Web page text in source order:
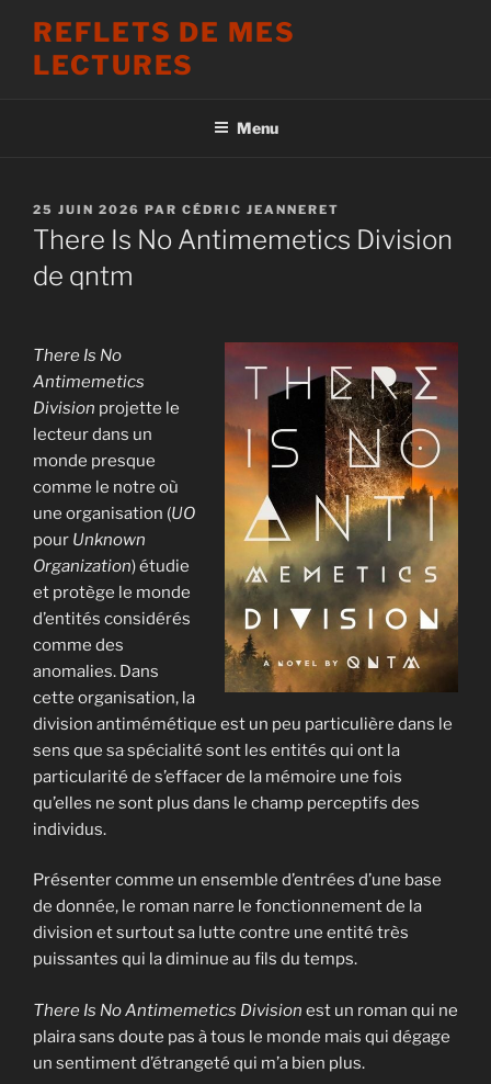
contenu
REFLETS DE MES
LECTURES
Menu
PUBLIÉ
LE
25 JUIN 2026 PAR CÉDRIC JEANNERET
There Is No Antimemetics Division
de qntm
There Is No
Antimemetics
Division projette le
lecteur dans un
monde presque
comme le notre où
une organisation (UO
pour Unknown
Organization) étudie
et protège le monde
d’entités considérés
comme des
anomalies. Dans
cette organisation, la
division antimémétique est un peu particulière dans le
sens que sa spécialité sont les entités qui ont la
particularité de s’effacer de la mémoire une fois
qu’elles ne sont plus dans le champ perceptifs des
individus.
Présenter comme un ensemble d’entrées d’une base
de donnée, le roman narre le fonctionnement de la
division et surtout sa lutte contre une entité très
puissantes qui la diminue au fils du temps.
There Is No Antimemetics Division est un roman qui ne
plaira sans doute pas à tous le monde mais qui dégage
un sentiment d’étrangeté qui m’a bien plus.